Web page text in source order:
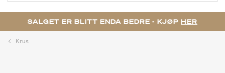
SALGET ER BLITT ENDA BEDRE - KJØP HER
Krus